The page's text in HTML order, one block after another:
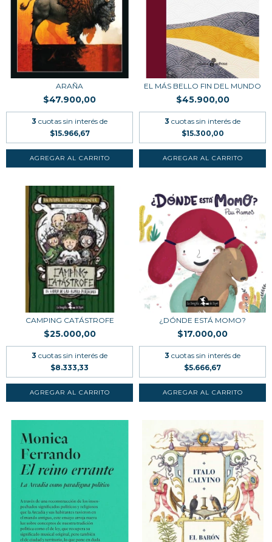
ARAÑA
$47.900,00
3 cuotas sin interés de
$15.966,67
EL MÁS BELLO FIN DEL MUNDO
$45.900,00
3 cuotas sin interés de
$15.300,00
CAMPING CATÁSTROFE
$25.000,00
3 cuotas sin interés de
$8.333,33
¿DÓNDE ESTÁ MOMO?
$17.000,00
3 cuotas sin interés de
$5.666,67